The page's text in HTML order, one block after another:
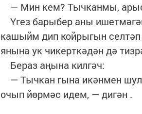
— Мин кем? Тычканмы,
Үгез барыбер аны
кашыйм дип койрыгын
янына ук чикерткәдән дә
Бераз аңына килгәч:
— Тычкан гына икәнмен шул,
очып йөрмәс идем, — дигән .